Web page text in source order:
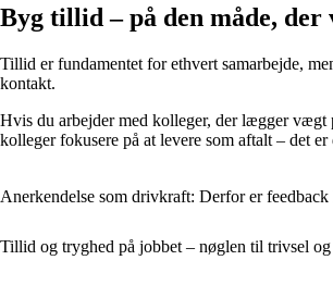
Byg tillid – på den måde,
Tillid er fundamentet for ethvert samarbejde,
kontakt.
Hvis du arbejder med kolleger, der lægger vægt
kolleger fokusere på at levere som aftalt – det er
Anerkendelse som drivkraft: Derfor er feedback
Tillid og tryghed på jobbet – nøglen til trivsel